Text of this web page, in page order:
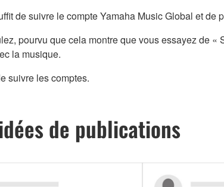
de suivre le compte Yamaha Music Global et
pourvu que cela montre que vous essayez de
la musique.
suivre les comptes.
de publications